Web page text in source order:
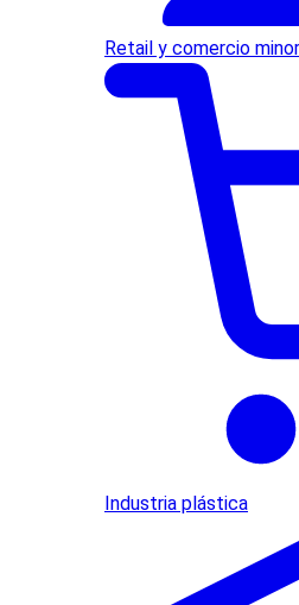
Retail y comercio
Industria plástica